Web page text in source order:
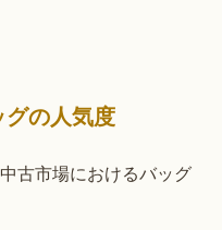
の人気度
古市場におけるバッグ